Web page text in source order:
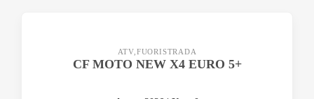
ATV,FUORISTRADA
CF MOTO NEW X4 EURO 5+